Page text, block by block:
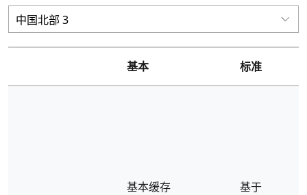
基本 标准
基本缓存
基于